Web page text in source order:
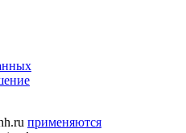
применяются